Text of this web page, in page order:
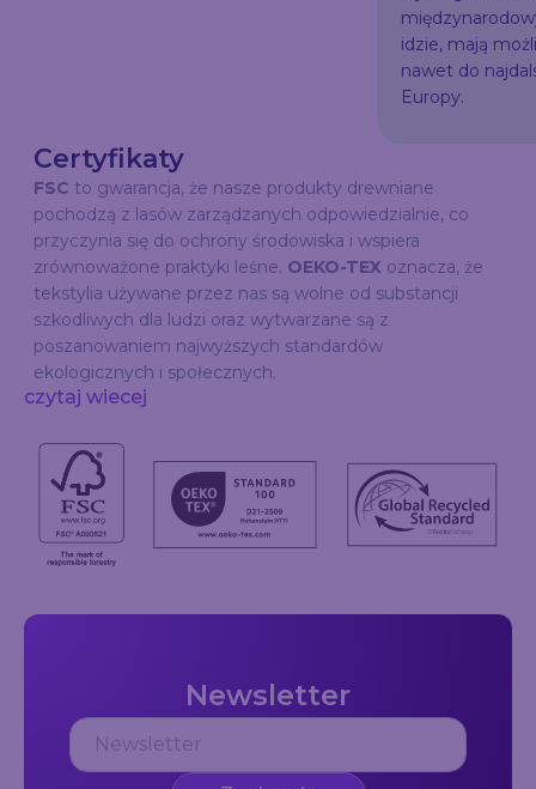
idzie, mają
nawet do
Europy.
Certyfikaty
FSC to gwarancja, że nasze produkty drewniane
pochodzą z lasów zarządzanych odpowiedzialnie, co
przyczynia się do ochrony środowiska i wspiera
zrównoważone praktyki leśne. OEKO-TEX oznacza, że
tekstylia używane przez nas są wolne od substancji
szkodliwych dla ludzi oraz wytwarzane są z
poszanowaniem najwyższych standardów
ekologicznych i społecznych.
czytaj wiecej
Newsletter